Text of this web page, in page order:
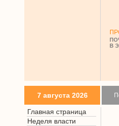
В
7 августа 2026
Главная страница
Неделя власти